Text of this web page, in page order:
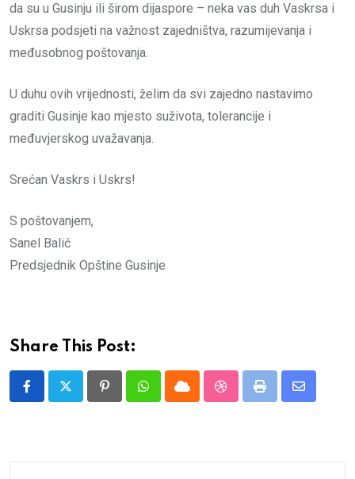
da su u Gusinju ili širom dijaspore – neka vas duh Vaskrsa i
Uskrsa podsjeti na važnost zajedništva, razumijevanja i
međusobnog poštovanja.
U duhu ovih vrijednosti, želim da svi zajedno nastavimo
graditi Gusinje kao mjesto suživota, tolerancije i
međuvjerskog uvažavanja.
Srećan Vaskrs i Uskrs!
S poštovanjem,
Sanel Balić
Predsjednik Opštine Gusinje
Share This Post:
PinterestWhatsappCloud StumbleUpon
Print
Share